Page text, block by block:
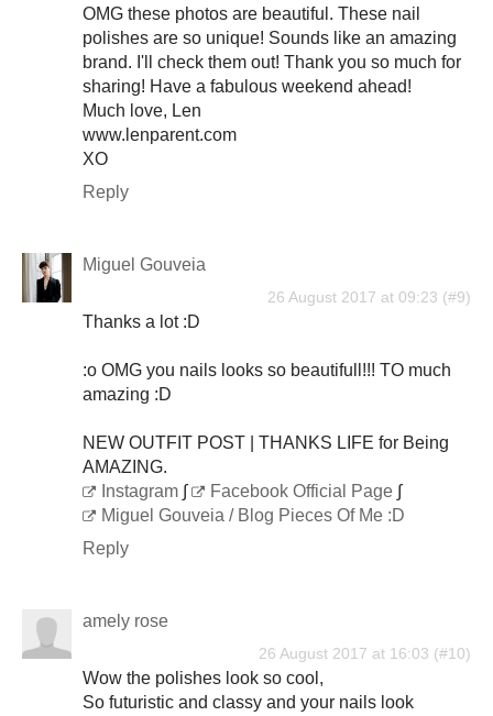
OMG these photos are beautiful. These nail
polishes are so unique! Sounds like an amazing
brand. I'll check them out! Thank you so much for
sharing! Have a fabulous weekend ahead!
Much love, Len
www.lenparent.com
XO
Reply
Miguel Gouveia
26 August 2017 at 09:23
Thanks a lot :D
:o OMG you nails looks so beautifull!!! TO much
amazing :D
NEW OUTFIT POST | THANKS LIFE for Being
AMAZING.
Instagram ∫ Facebook Official Page ∫
Miguel Gouveia / Blog Pieces Of Me :D
Reply
amely rose
26 August 2017 at 16:03
Wow the polishes look so cool,
So futuristic and classy and your nails look